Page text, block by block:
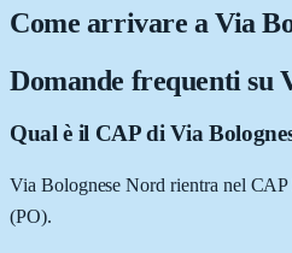
Come arrivare aVia
Domande frequenti su
Qual è il CAP di Via
Via Bolognese Nord rientra nel
(PO).